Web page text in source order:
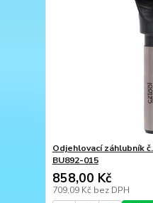
Odjehlovací záhlubník
BU892-015
858,00 Kč
709,09 Kč bez DPH